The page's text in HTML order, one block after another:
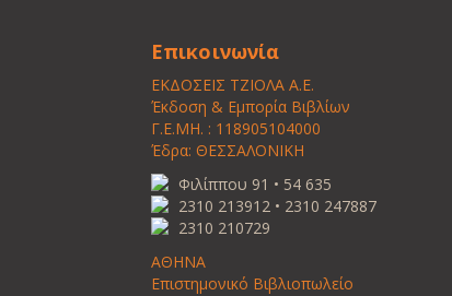
Επικοινωνία
ΕΚΔΟΣΕΙΣ ΤΖΙΟΛΑ Α.Ε.
Έκδοση & Εμπορία Βιβλίων
Γ.Ε.ΜΗ. : 118905104000
Έδρα: ΘΕΣΣΑΛΟΝΙΚΗ
Φιλίππου 91 • 54 635
2310 213912 • 2310 247887
2310 210729
ΑΘΗΝΑ
Επιστημονικό Βιβλιοπωλείο